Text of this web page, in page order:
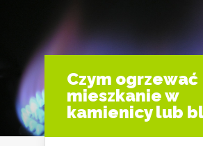
Czym ogrzewać
mieszkanie w
kamienicy lub